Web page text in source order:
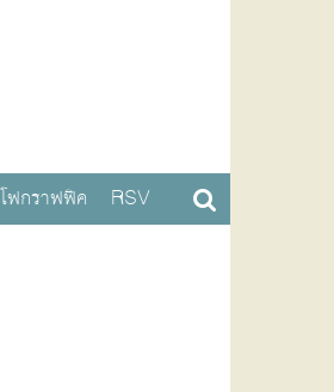
ฟกราฟฟิค RSV